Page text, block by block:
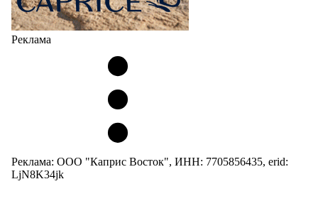
Реклама
Реклама: ООО "Каприс Восток", ИНН: 7705856435, erid:
LjN8K34jk